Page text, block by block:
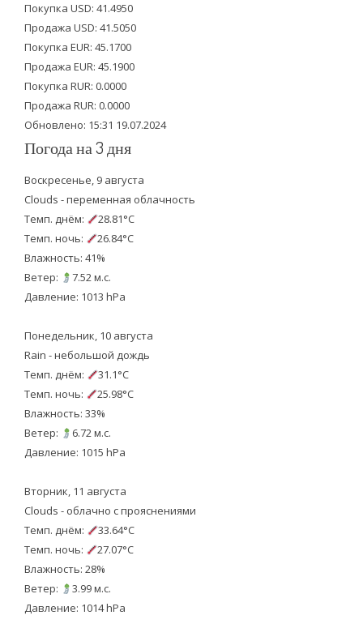
t
e
r
b
o
o
k
u
b
e
Покупка USD: 41.4950
Продажа USD: 41.5050
Покупка EUR: 45.1700
Продажа EUR: 45.1900
Покупка RUR: 0.0000
Продажа RUR: 0.0000
Обновлено: 15:31 19.07.2024
Погода на 3 дня
Воскресенье, 9 августа
Clouds - переменная облачность
Темп. днём:
28.81°C
Темп. ночь:
26.84°C
Влажность: 41%
Ветер:
7.52 м.с.
Давление: 1013 hPa
Понедельник, 10 августа
Rain - небольшой дождь
Темп. днём:
31.1°C
Темп. ночь:
25.98°C
Влажность: 33%
Ветер:
6.72 м.с.
Давление: 1015 hPa
Вторник, 11 августа
Clouds - облачно с прояснениями
Темп. днём:
33.64°C
Темп. ночь:
27.07°C
Влажность: 28%
Ветер:
3.99 м.с.
Давление: 1014 hPa